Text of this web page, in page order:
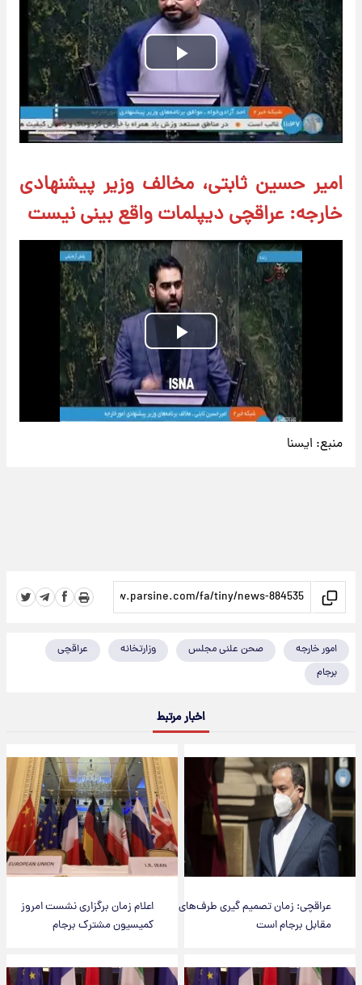
Play
Video
امیر حسین ثابتی، مخالف وزیر پیشنهادی
خارجه: عراقچی دیپلمات واقع بینی نیست
Play
Video
منبع:ایسنا
امور خارجه صحن علنی مجلس وزارتخانه
عراقچی
برجام
اخبار مرتبط
عراقچی: زمان تصمیم گیری طرف‌های
مقابل برجام است
اعلام زمان برگزاری نشست امروز
کمیسیون مشترک برجام